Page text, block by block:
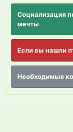
Социализация
мечты
Если вы нашли
Необходимые